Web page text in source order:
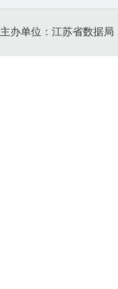
主办单位：江苏省数据局